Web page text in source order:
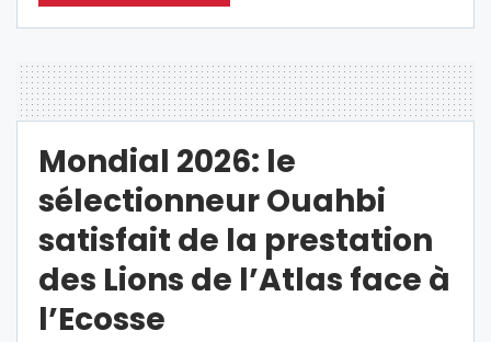
Mondial 2026: le
sélectionneur Ouahbi
satisfait de la prestation
des Lions de l’Atlas face à
l’Ecosse